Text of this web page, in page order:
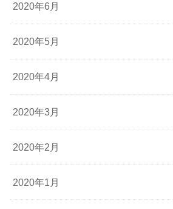
2020年6月
2020年5月
2020年4月
2020年3月
2020年2月
2020年1月